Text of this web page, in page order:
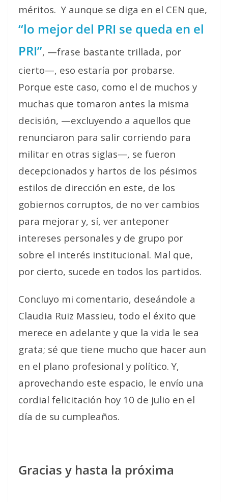
méritos. Y aunque se diga en el CEN que,
“lo mejor del PRI se queda en el
PRI”, —frase bastante trillada, por
cierto—, eso estaría por probarse.
Porque este caso, como el de muchos y
muchas que tomaron antes la misma
decisión, —excluyendo a aquellos que
renunciaron para salir corriendo para
militar en otras siglas—, se fueron
decepcionados y hartos de los pésimos
estilos de dirección en este, de los
gobiernos corruptos, de no ver cambios
para mejorar y, sí, ver anteponer
intereses personales y de grupo por
sobre el interés institucional. Mal que,
por cierto, sucede en todos los partidos.
Concluyo mi comentario, deseándole a
Claudia Ruiz Massieu, todo el éxito que
merece en adelante y que la vida le sea
grata; sé que tiene mucho que hacer aun
en el plano profesional y político. Y,
aprovechando este espacio, le envío una
cordial felicitación hoy 10 de julio en el
día de su cumpleaños.
Gracias y hasta la próxima